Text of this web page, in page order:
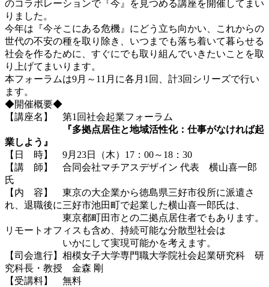
のコラボレーションで『今』を見つめる講座を開催してまい
りました。
今年は『今そこにある危機』にどう立ち向かい、これからの
世代の不安の種を取り除き、いつまでも落ち着いて暮らせる
社会を作るために、すぐにでも取り組んでいきたいことを取
り上げてまいります。
本フォーラムは9月～11月に各月1回、計3回シリーズで行い
ます。
◆開催概要◆
【講座名】 第1回社会起業フォーラム
『多拠点居住と地域活性化：仕事がなければ起
業しよう』
【日 時】 9月23日（木）17：00～18：30
【講 師】 合同会社マチアスデザイン 代表 横山喜一郎
氏
【内 容】 東京の大企業から徳島県三好市役所に派遣さ
れ、退職後に三好市池田町で起業した横山喜一郎氏は、
東京都町田市との二拠点居住者でもあります。
リモートオフィスも含め、持続可能な分散型社会は
いかにして実現可能かを考えます。
【司会進行】相模女子大学専門職大学院社会起業研究科 研
究科長・教授 金森 剛
【受講料】 無料